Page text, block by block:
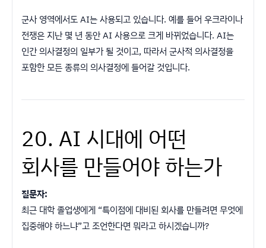
군사 영역에서도 AI는 사용되고 있습니다. 예를 들어 우크라이나
전쟁은 지난 몇 년 동안 AI 사용으로 크게 바뀌었습니다. AI는
인간 의사결정의 일부가 될 것이고, 따라서 군사적 의사결정을
포함한 모든 종류의 의사결정에 들어갈 것입니다.
20. AI 시대에 어떤
회사를 만들어야 하는가
질문자:
최근 대학 졸업생에게 “특이점에 대비된 회사를 만들려면 무엇에
집중해야 하느냐”고 조언한다면 뭐라고 하시겠습니까?